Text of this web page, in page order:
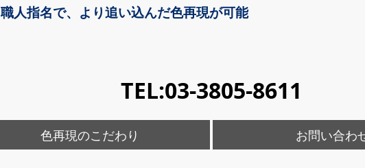
職人指名で、より追い込んだ色再現が可能
TEL:03-3805-8611
色再現のこだわり お問い合わ